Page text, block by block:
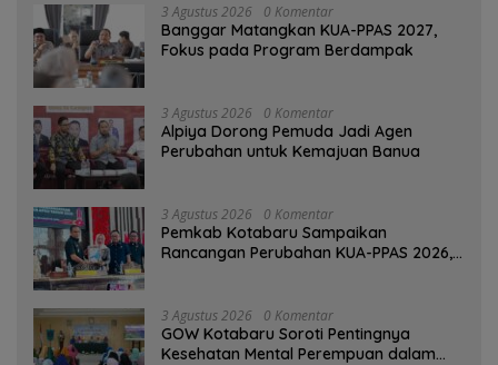
3 Agustus 2026 0 Komentar
‎Banggar Matangkan KUA-PPAS 2027,
Fokus pada Program Berdampak
3 Agustus 2026 0 Komentar
‎Alpiya Dorong Pemuda Jadi Agen
Perubahan untuk Kemajuan Banua ‎
3 Agustus 2026 0 Komentar
Pemkab Kotabaru Sampaikan
Rancangan Perubahan KUA-PPAS 2026,
3 Agustus 2026 0 Komentar
GOW Kotabaru Soroti Pentingnya
Kesehatan Mental Perempuan dalam